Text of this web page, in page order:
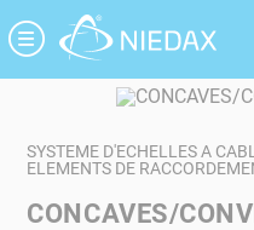
SYSTEME D'ECHELLES A
ELEMENTS DE
CONCAVES/
Panneau de gestion des